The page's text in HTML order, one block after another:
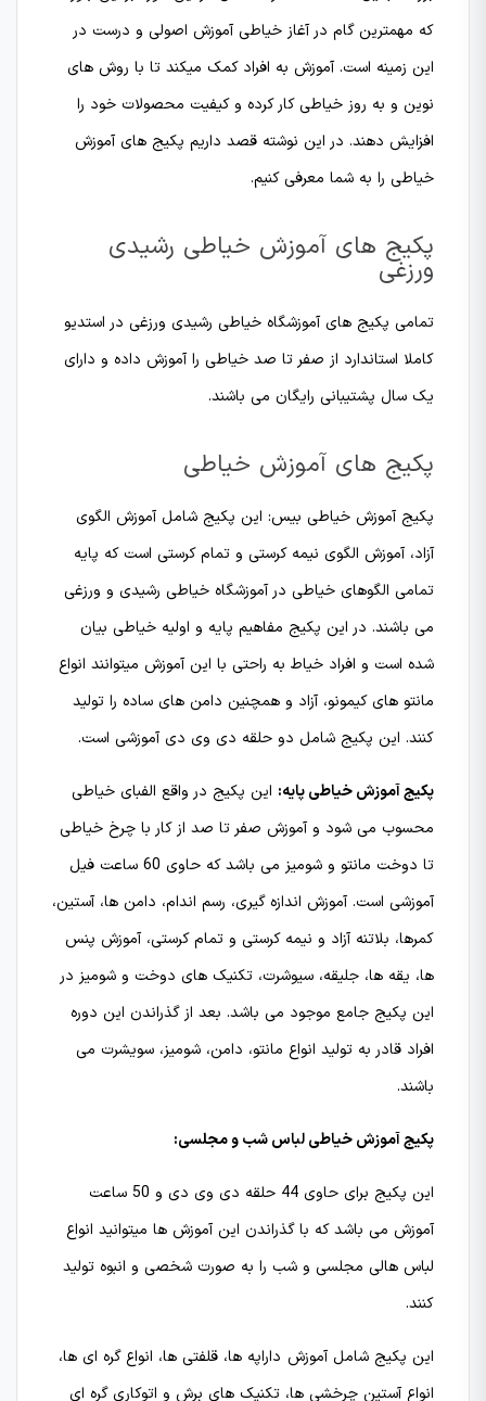
که مهمترین گام در آغاز خیاطی آموزش اصولی و درست در
این زمینه است. آموزش به افراد کمک میکند تا با روش های
نوین و به روز خیاطی کار کرده و کیفیت محصولات خود را
افزایش دهند. در این نوشته قصد داریم پکیج های آموزش
خیاطی را به شما معرفی کنیم.
پکیج های آموزش خیاطی رشیدی
ورزغی
تمامی پکیج های آموزشگاه خیاطی رشیدی ورزغی در استدیو
کاملا استاندارد از صفر تا صد خیاطی را آموزش داده و دارای
یک سال پشتیبانی رایگان می باشند.
پکیج های آموزش خیاطی
پکیج آموزش خیاطی بیس: این پکیج شامل آموزش الگوی
آزاد، آموزش الگوی نیمه کرستی و تمام کرستی است که پایه
تمامی الگوهای خیاطی در آموزشگاه خیاطی رشیدی و ورزغی
می باشند. در این پکیج مفاهیم پایه و اولیه خیاطی بیان
شده است و افراد خیاط به راحتی با این آموزش میتوانند انواع
مانتو های کیمونو، آزاد و همچنین دامن های ساده را تولید
کنند. این پکیج شامل دو حلقه دی وی دی آموزشی است.
پکیج آموزش خیاطی پایه: این پکیج در واقع الفبای خیاطی
محسوب می شود و آموزش صفر تا صد از کار با چرخ خیاطی
تا دوخت مانتو و شومیز می باشد که حاوی 60 ساعت فیل
آموزشی است. آموزش اندازه گیری، رسم اندام، دامن ها، آستین،
کمرها، بلاتنه آزاد و نیمه کرستی و تمام کرستی، آموزش پنس
ها، یقه ها، جلیقه، سیوشرت، تکنیک های دوخت و شومیز در
این پکیج جامع موجود می باشد. بعد از گذراندن این دوره
افراد قادر به تولید انواع مانتو، دامن، شومیز، سویشرت می
باشند.
پکیج آموزش خیاطی لباس شب و مجلسی:
این پکیج برای حاوی 44 حلقه دی وی دی و 50 ساعت
آموزش می باشد که با گذراندن این آموزش ها میتوانید انواع
لباس هالی مجلسی و شب را به صورت شخصی و انبوه تولید
کنند.
این پکیج شامل آموزش داراپه ها، قلفتی ها، انواع گره ای ها،
انواع آستین چرخشی ها، تکنیک های برش و اتوکاری گره ای